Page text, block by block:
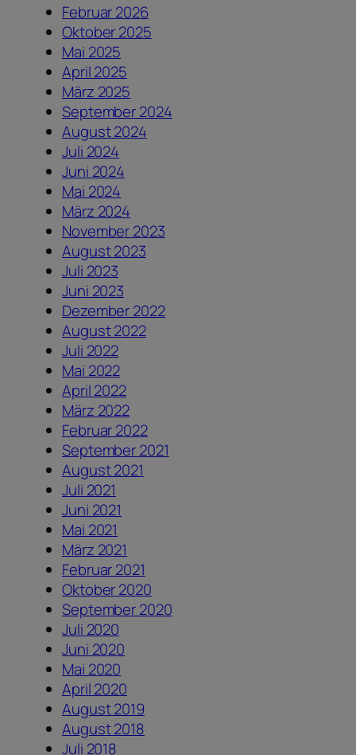
Februar 2026
Oktober 2025
Mai 2025
April 2025
März 2025
September 2024
August 2024
Juli 2024
Juni 2024
Mai 2024
März 2024
November 2023
August 2023
Juli 2023
Juni 2023
Dezember 2022
August 2022
Juli 2022
Mai 2022
April 2022
März 2022
Februar 2022
September 2021
August 2021
Juli 2021
Juni 2021
Mai 2021
März 2021
Februar 2021
Oktober 2020
September 2020
Juli 2020
Juni 2020
Mai 2020
April 2020
August 2019
August 2018
Juli 2018